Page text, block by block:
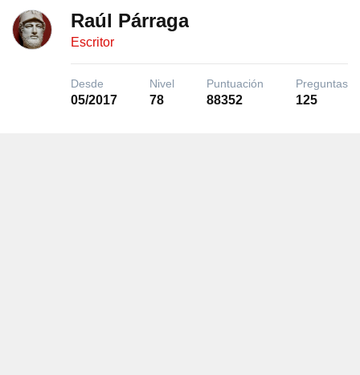
Raúl Párraga
Escritor
Desde
05/2017
Nivel
78
Puntuación
88352
Preguntas
125